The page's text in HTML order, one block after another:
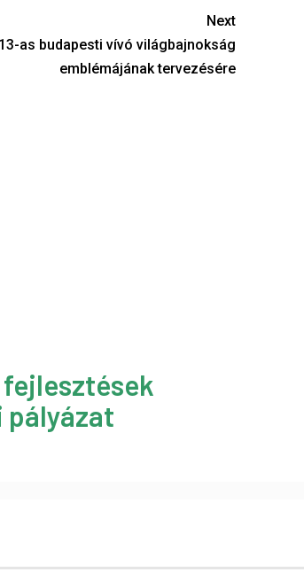
Next
as budapesti vívó világbajnokság
emblémájának tervezésére
pályázat